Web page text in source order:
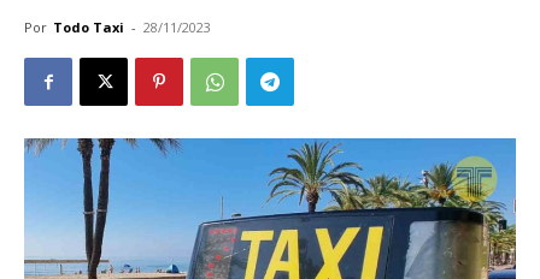
Por Todo Taxi - 28/11/2023